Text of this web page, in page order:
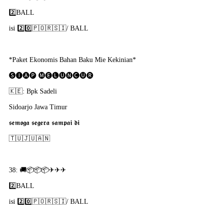
2️⃣BALL
isi 2️⃣0️⃣🇵​🇴​🇷​🇸​🇮​/ BALL
*Paket Ekonomis Bahan Baku Mie Kekinian*
🅢🅘🅐🅟 🅜🅔🅛🅤🅝🅒🅤🅡
🇰​🇪: Bpk Sadeli
Sidoarjo Jawa Timur
𝖘𝖊𝖒𝖔𝖌𝖆 𝖘𝖊𝖌𝖊𝖗𝖆 𝖘𝖆𝖒𝖕𝖆𝖎 𝖉𝖎
🇹​🇺​🇯​🇺​🇦​🇳​
38: 🚚📦📦📦✈✈✈
2️⃣BALL
isi 2️⃣0️⃣🇵​🇴​🇷​🇸​🇮​/ BALL